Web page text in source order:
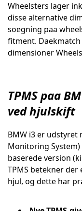
Wheelsters lager
disse alternative
soegning paa
fitment.
dimensioner
TPMS paa
ved hjulskift
BMW i3 er udstyret
Monitoring
baserede version
TPMS betekner
hjul, og dette har